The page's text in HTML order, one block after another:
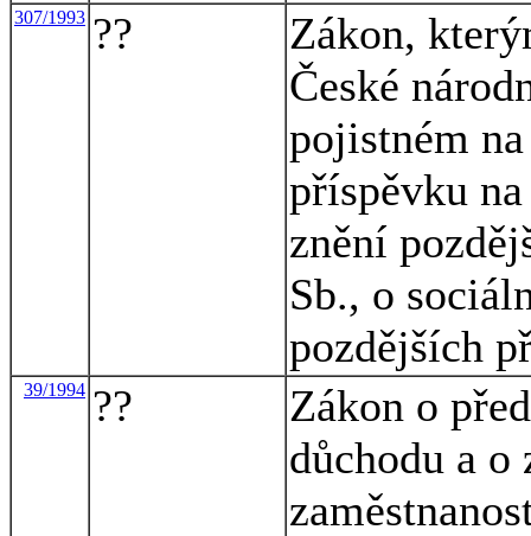
307/1993 ??
Zákon,
České
pojistném
příspěvku
znění
Sb., o
pozdějších
39/1994 ??
Zákon o
důchodu a o